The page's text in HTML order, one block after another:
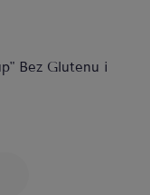
Bez Glutenu i